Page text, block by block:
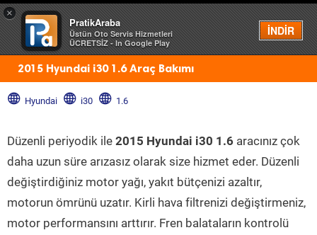
×
PratikAraba
Üstün Oto Servis Hizmetleri
ÜCRETSİZ - In Google Play
İNDİR
Menü
2015 Hyundai i30 1.6 Araç Bakımı
Hyundai i30 1.6
Düzenli periyodik ile 2015 Hyundai i30 1.6 aracınız çok
daha uzun süre arızasız olarak size hizmet eder. Düzenli
değiştirdiğiniz motor yağı, yakıt bütçenizi azaltır,
motorun ömrünü uzatır. Kirli hava filtrenizi değiştirmeniz,
motor performansını arttırır. Fren balataların kontrolü